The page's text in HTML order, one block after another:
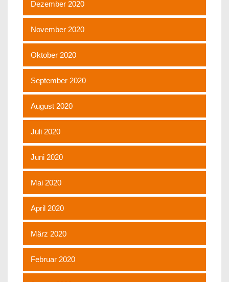
Dezember 2020
November 2020
Oktober 2020
September 2020
August 2020
Juli 2020
Juni 2020
Mai 2020
April 2020
März 2020
Februar 2020